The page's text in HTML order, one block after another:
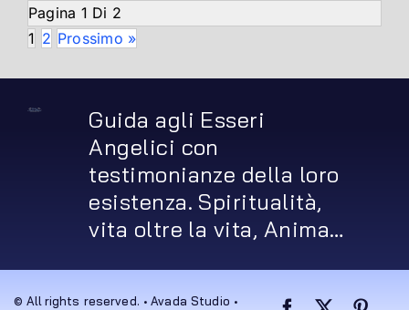
Pagina 1 Di 2
1 2 Prossimo »
Guida agli Esseri
Angelici con
testimonianze della loro
esistenza. Spiritualità,
vita oltre la vita, Anima…
© All rights reserved. • Avada Studio •